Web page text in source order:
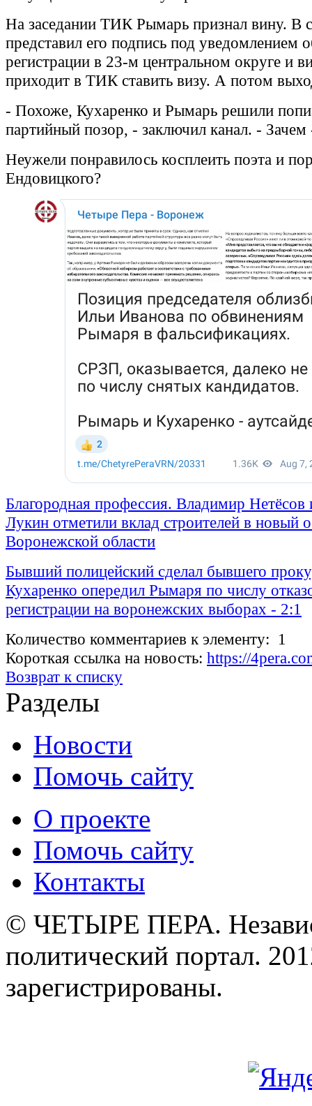
На заседании ТИК Рымарь признал вину. В
представил его подпись под уведомлением
регистрации в 23-м центральном округе и
приходит в ТИК ставить визу. А потом
- Похоже, Кухаренко и Рымарь решили
партийный позор, - заключил канал. - Зачем
Неужели понравилось косплеить поэта и
Ендовицкого?
Благородная профессия. Владимир Нетёсов
Лукин отметили вклад строителей в новый
Воронежской области
Бывший полицейский сделал бывшего
Кухаренко опередил Рымаря по числу
регистрации на воронежских выборах - 2:1
Количество комментариев к элементу: 1
Короткая ссылка на новость: https://
Возврат к списку
Разделы
Новости
Помочь сайту
О проекте
Помочь сайту
Контакты
© ЧЕТЫРЕ ПЕРА.
политический портал.
зарегистрированы.